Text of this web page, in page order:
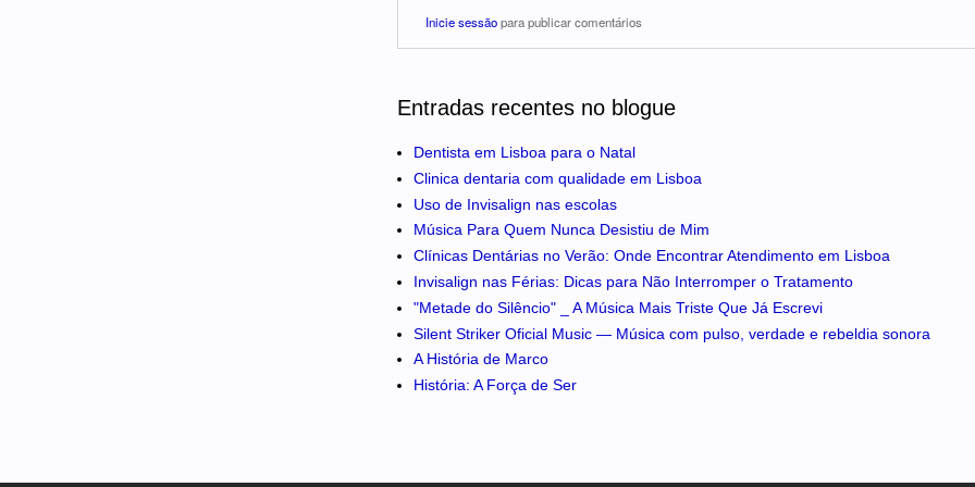
Inicie sessãopara publicar comentários
Entradas recentes no blogue
Dentista em Lisboa para o Natal
Clinica dentaria com qualidade em Lisboa
Uso de Invisalign nas escolas
Música Para Quem Nunca Desistiu de Mim
Clínicas Dentárias no Verão: Onde Encontrar Atendimento em Lisboa
Invisalign nas Férias: Dicas para Não Interromper o Tratamento
"Metade do Silêncio" _ A Música Mais Triste Que Já Escrevi
Silent Striker Oficial Music — Música com pulso, verdade e rebeldia sonora
A História de Marco
História: A Força de Ser